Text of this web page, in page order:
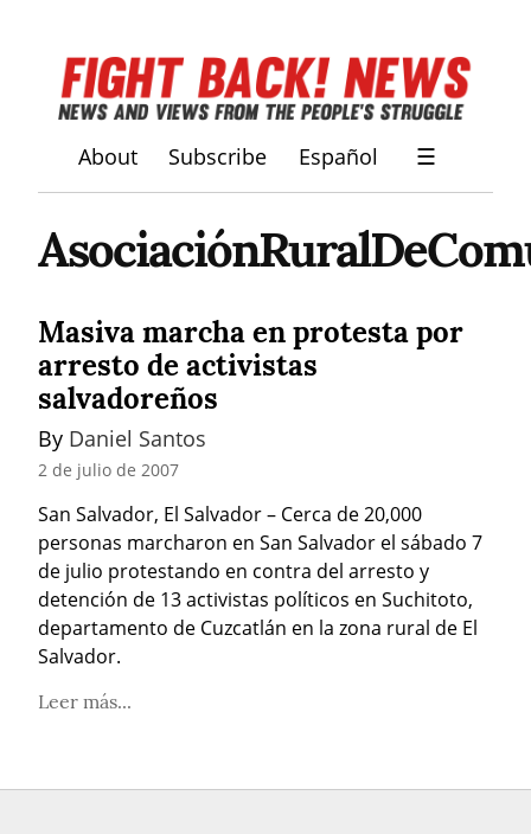
About Subscribe Español ☰
Masiva marcha en protesta por
arresto de activistas
salvadoreños
By Daniel Santos
2 de julio de 2007
San Salvador, El Salvador – Cerca de 20,000
personas marcharon en San Salvador el sábado 7
de julio protestando en contra del arresto y
detención de 13 activistas políticos en Suchitoto,
departamento de Cuzcatlán en la zona rural de El
Salvador.
Leer más...